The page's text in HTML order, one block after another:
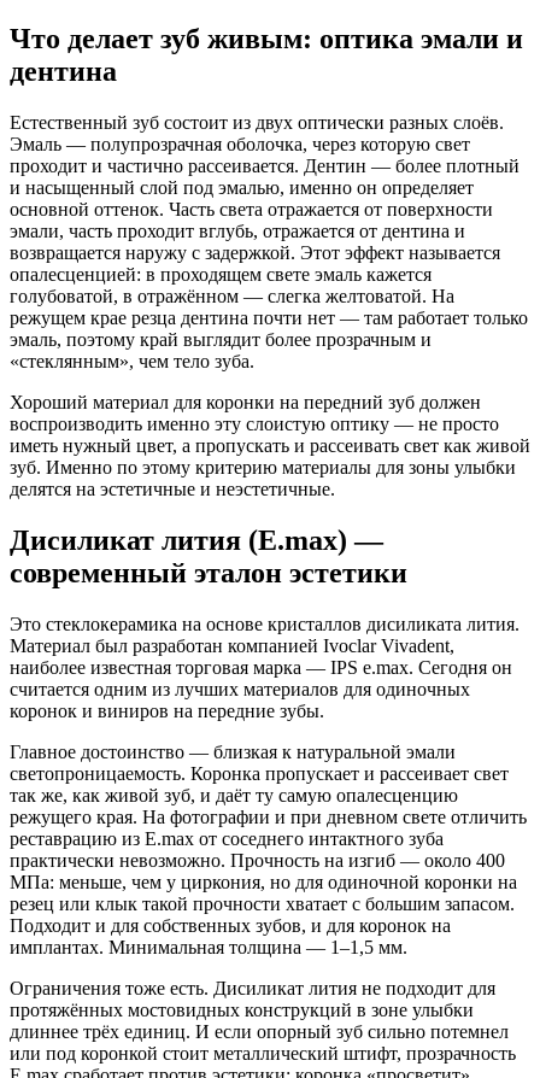
Что делает зуб живым: оптика эмали и
дентина
Естественный зуб состоит из двух оптически разных слоёв.
Эмаль — полупрозрачная оболочка, через которую свет
проходит и частично рассеивается. Дентин — более плотный
и насыщенный слой под эмалью, именно он определяет
основной оттенок. Часть света отражается от поверхности
эмали, часть проходит вглубь, отражается от дентина и
возвращается наружу с задержкой. Этот эффект называется
опалесценцией: в проходящем свете эмаль кажется
голубоватой, в отражённом — слегка желтоватой. На
режущем крае резца дентина почти нет — там работает только
эмаль, поэтому край выглядит более прозрачным и
«стеклянным», чем тело зуба.
Хороший материал для коронки на передний зуб должен
воспроизводить именно эту слоистую оптику — не просто
иметь нужный цвет, а пропускать и рассеивать свет как живой
зуб. Именно по этому критерию материалы для зоны улыбки
делятся на эстетичные и неэстетичные.
Дисиликат лития (E.max) —
современный эталон эстетики
Это стеклокерамика на основе кристаллов дисиликата лития.
Материал был разработан компанией Ivoclar Vivadent,
наиболее известная торговая марка — IPS e.max. Сегодня он
считается одним из лучших материалов для одиночных
коронок и виниров на передние зубы.
Главное достоинство — близкая к натуральной эмали
светопроницаемость. Коронка пропускает и рассеивает свет
так же, как живой зуб, и даёт ту самую опалесценцию
режущего края. На фотографии и при дневном свете отличить
реставрацию из E.max от соседнего интактного зуба
практически невозможно. Прочность на изгиб — около 400
МПа: меньше, чем у циркония, но для одиночной коронки на
резец или клык такой прочности хватает с большим запасом.
Подходит и для собственных зубов, и для коронок на
имплантах. Минимальная толщина — 1–1,5 мм.
Ограничения тоже есть. Дисиликат лития не подходит для
протяжённых мостовидных конструкций в зоне улыбки
длиннее трёх единиц. И если опорный зуб сильно потемнел
или под коронкой стоит металлический штифт, прозрачность